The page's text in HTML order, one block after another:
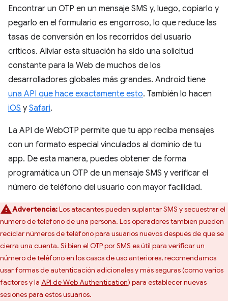
Encontrar un OTP en un mensaje SMS y, luego, copiarlo y
pegarlo en el formulario es engorroso, lo que reduce las
tasas de conversión en los recorridos del usuario
críticos. Aliviar esta situación ha sido una solicitud
constante para la Web de muchos de los
desarrolladores globales más grandes. Android tiene
una API que hace exactamente esto. También lo hacen
iOS y Safari.
La API de WebOTP permite que tu app reciba mensajes
con un formato especial vinculados al dominio de tu
app. De esta manera, puedes obtener de forma
programática un OTP de un mensaje SMS y verificar el
número de teléfono del usuario con mayor facilidad.
Advertencia:Los atacantes pueden suplantar SMS y secuestrar el
número de teléfono de una persona. Los operadores también pueden
reciclar números de teléfono para usuarios nuevos después de que se
cierra una cuenta. Si bien el OTP por SMS es útil para verificar un
número de teléfono en los casos de uso anteriores, recomendamos
usar formas de autenticación adicionales y más seguras (como varios
factores y la API de Web Authentication) para establecer nuevas
sesiones para estos usuarios.